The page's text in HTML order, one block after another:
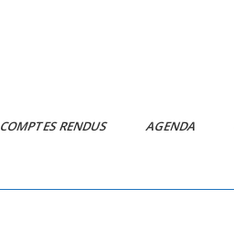
COMPTES RENDUS AGENDA